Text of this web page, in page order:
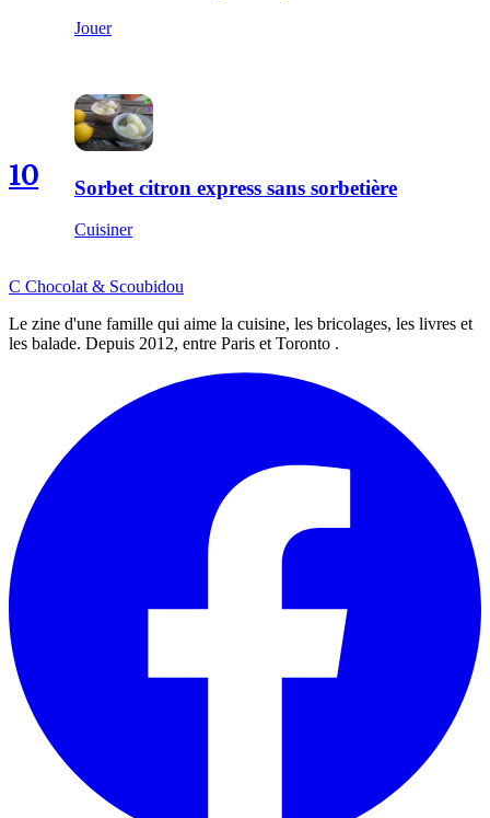
Jouer
10 Sorbet citron express sans sorbetière
Cuisiner
C Chocolat & Scoubidou
Le zine d'une famille qui aime la cuisine, les bricolages, les livres et
les balade. Depuis 2012, entre Paris et Toronto .